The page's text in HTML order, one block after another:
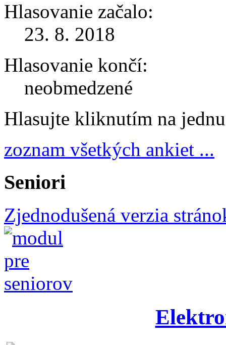
Hlasovanie začalo:
23. 8. 2018
Hlasovanie končí:
neobmedzené
Hlasujte kliknutím na
zoznam všetkých ankiet ...
Seniori
Zjednodušená verzia